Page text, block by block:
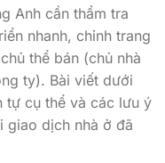
Anh cần thẩm tra
nhanh, chỉnh trang
thể bán (chủ nhà
ty). Bài viết dưới
tự cụ thể và các lưu ý
giao dịch nhà ở đã